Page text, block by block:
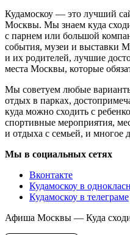
Кудамоскоу — это лучший
Москвы. Мы знаем куда
с парнем или большой
события, музеи и выставки
и их родителей, лучшие
места Москвы, которые
Мы советуем любые
отдых в парках,
куда можно сходить с
спортивные мероприятия,
и отдыха с семьей, и многое
Мы в социальных сетях
Вконтакте
Кудамоскоу в
Кудамоскоу в телеграме
Афиша Москвы — Куда